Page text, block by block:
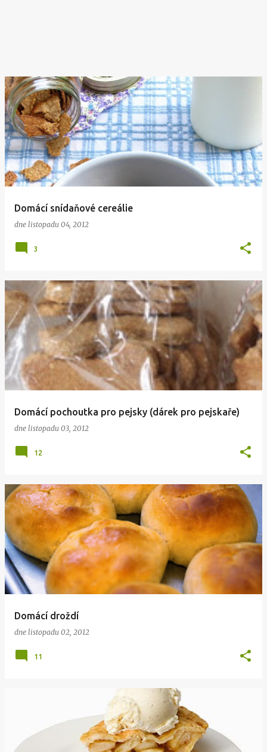
Domácí snídaňové cereálie
dne listopadu 04, 2012
3
Domácí pochoutka pro pejsky (dárek pro pejskaře)
dne listopadu 03, 2012
12
Domácí droždí
dne listopadu 02, 2012
11